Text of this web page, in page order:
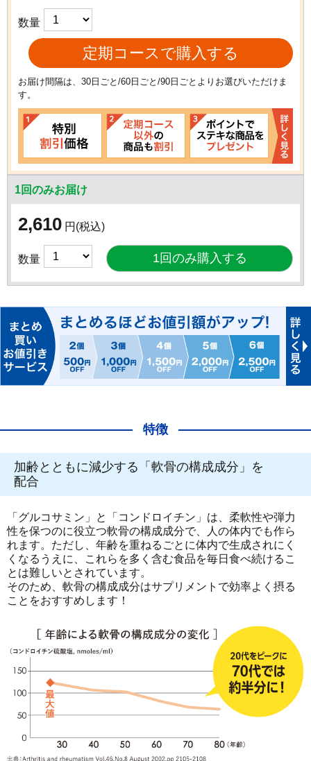
数量
定期コースで購入する
お届け間隔は、30日ごと/60日ごと/90日ごとよりお選びいただけま
す。
1回のみお届け
2,610 円 (税込)
数量
特徴
加齢とともに減少する「軟骨の構成成分」を
配合
「グルコサミン」と「コンドロイチン」は、柔軟性や弾力
性を保つのに役立つ軟骨の構成成分で、人の体内でも作ら
れます。ただし、年齢を重ねるごとに体内で生成されにく
くなるうえに、これらを多く含む食品を毎日食べ続けるこ
とは難しいとされています。
そのため、軟骨の構成成分はサプリメントで効率よく摂る
ことをおすすめします！